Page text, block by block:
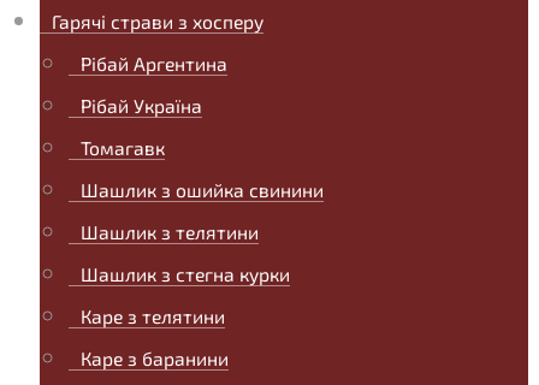
Гарячі страви з хосперу
Рібай Аргентина
Рібай Україна
Томагавк
Шашлик з ошийка свинини
Шашлик з телятини
Шашлик з стегна курки
Каре з телятини
Каре з баранини